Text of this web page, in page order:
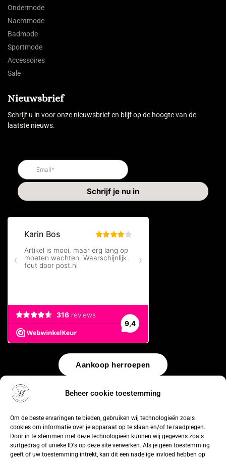
Beheer cookie toestemming
Om de beste ervaringen te bieden, gebruiken wij technologieën zoals
cookies om informatie over je apparaat op te slaan en/of te raadplegen.
Door in te stemmen met deze technologieën kunnen wij gegevens zoals
surfgedrag of unieke ID's op deze site verwerken. Als je geen toestemming
geeft of uw toestemming intrekt, kan dit een nadelige invloed hebben op
Ondermode
Nachtmode
Badmode
Sportmode
Accessoires
Sale
Nieuwsbrief
Schrijf u in voor onze nieuwsbrief en blijf op de hoogte van de
laatste nieuws.
Aankoop herroepen
© 2026 by WebUnlimited–Algemene voorwaarden